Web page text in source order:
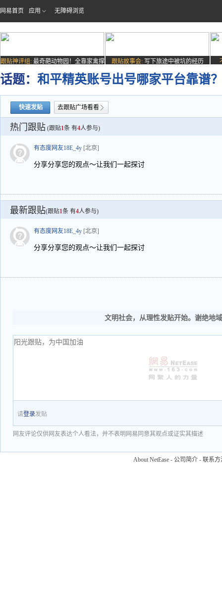
网易首页 应用 无障碍浏览
跟贴神评组: 最奇葩动物园！全靠家禽撑
场子
跟贴故事会: 写下旅途中被坑的经历
话题： 和平精英账号出号哪家平台靠谱
快速发贴 去跟贴广场看看
热门跟贴 (跟贴1条 有4人参与)
有态度网友18E_4y [北京]
分享分享您的观点～让我们一起探讨
最新跟贴(跟贴1条 有4人参与)
有态度网友18E_4y [北京]
分享分享您的观点～让我们一起探讨
文明社会，从理性发贴开始。谢绝地
请登录发贴
网友评论仅供网友表达个人看法，并不表明网易同意其观点或证实其描述
About NetEase - 公司简介 - 联系方